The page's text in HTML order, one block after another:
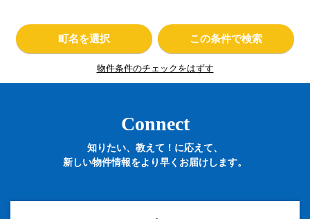
町名を選択 この条件で検索
物件条件のチェックをはずす
Connect
知りたい、教えて！に応えて、
新しい物件情報をより早くお届けします。